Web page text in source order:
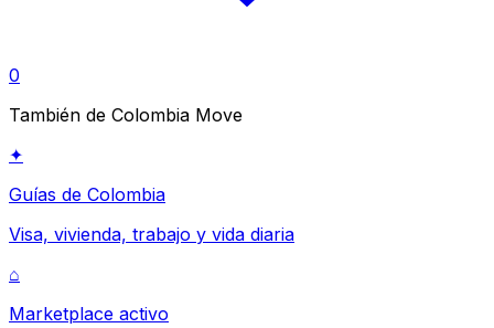
0
También de Colombia Move
✦
Guías de Colombia
Visa, vivienda, trabajo y vida diaria
⌂
Marketplace activo